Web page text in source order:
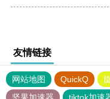
友情链接
网站地图 QuickQ